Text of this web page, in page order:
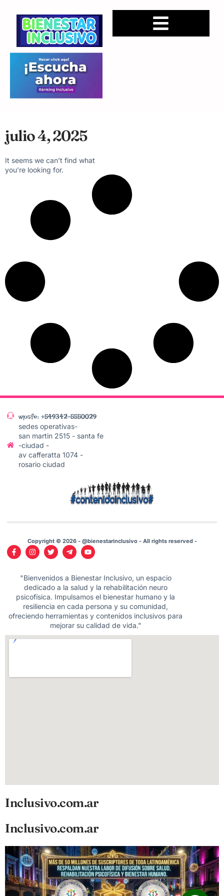
julio 4, 2025
It seems we can’t find what
you’re looking for.
wpsfe: +549342-5550029
sedes operativas-
san martin 2515 - santa fe
-ciudad -
av cafferatta 1074 -
rosario ciudad
Copyright © 2026 - @bienestarinclusivo - All rights reserved -
"Bienvenidos a Bienestar Inclusivo, un espacio
dedicado a la salud y la rehabilitación neuro
psicofísica. Impulsamos el bienestar humano y la
resiliencia en cada persona y su comunidad,
ofreciendo herramientas y contenidos inclusivos para
mejorar su calidad de vida."
Inclusivo.com.ar
Inclusivo.com.ar